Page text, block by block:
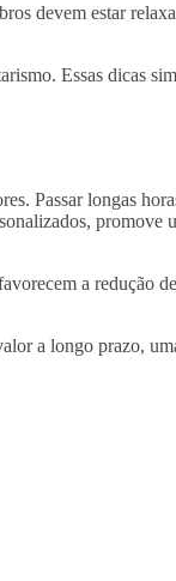
devem estar
Essas dicas
Passar longas
promove
a redução
a longo prazo,